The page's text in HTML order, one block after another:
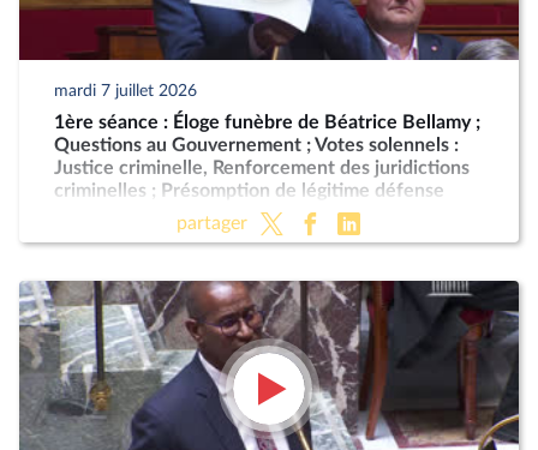
mardi 7 juillet 2026
1ère séance : Éloge funèbre de Béatrice Bellamy ;
Questions au Gouvernement ; Votes solennels :
Justice criminelle, Renforcement des juridictions
criminelles ; Présomption de légitime défense
pour les forces de l'ordre
partager